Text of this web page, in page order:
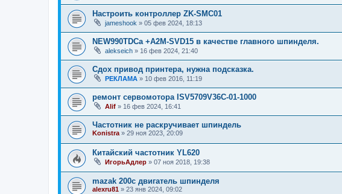
Настроить контроллер ZK-SMC01
jameshook » 05 фев 2024, 18:13
NEW990TDCa +A2M-SVD15 в качестве главного шпинделя.
alekseich » 16 фев 2024, 21:40
Сдох привод принтера, нужна подсказка.
РЕКЛАМА » 10 фев 2016, 11:19
ремонт сервомотора ISV5709V36C-01-1000
Alif » 16 фев 2024, 16:41
Частотник не раскручивает шпиндель
Konistra» 29 ноя 2023, 20:09
Китайский частотник YL620
ИгорьАдлер » 07 ноя 2018, 19:38
mazak 200c двигатель шпинделя
alexru81 » 23 янв 2024, 09:02